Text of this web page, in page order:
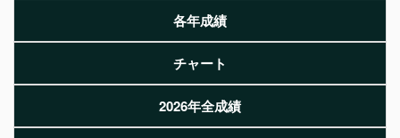
各年成績
チャート
2026年全成績